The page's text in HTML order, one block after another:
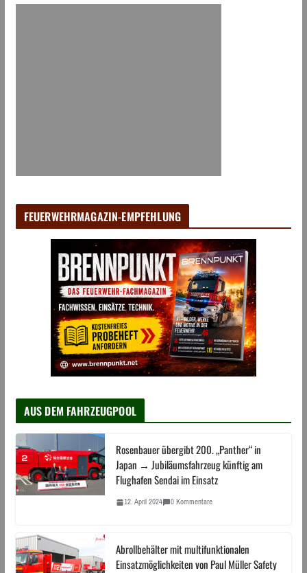
FEUERWEHRMAGAZIN-EMPFEHLUNG
AUS DEM FAHRZEUGPOOL
Rosenbauer übergibt 200. „Panther“ in
Japan → Jubiläumsfahrzeug künftig am
Flughafen Sendai im Einsatz
12. April 2024 0 Kommentare
Abrollbehälter mit multifunktionalen
Einsatzmöglichkeiten von Paul Müller Safety